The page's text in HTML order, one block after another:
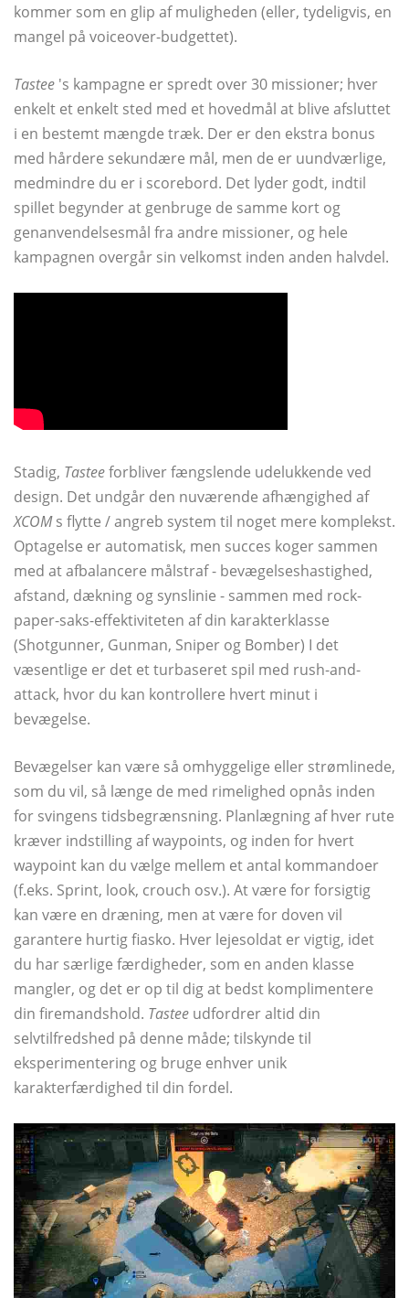
kommer som en glip af muligheden (eller, tydeligvis, en
mangel på voiceover-budgettet).
Tastee 's kampagne er spredt over 30 missioner; hver
enkelt et enkelt sted med et hovedmål at blive afsluttet
i en bestemt mængde træk. Der er den ekstra bonus
med hårdere sekundære mål, men de er uundværlige,
medmindre du er i scorebord. Det lyder godt, indtil
spillet begynder at genbruge de samme kort og
genanvendelsesmål fra andre missioner, og hele
kampagnen overgår sin velkomst inden anden halvdel.
Stadig, Tasteeforbliver fængslende udelukkende ved
design. Det undgår den nuværende afhængighed af
XCOMs flytte / angreb system til noget mere komplekst.
Optagelse er automatisk, men succes koger sammen
med at afbalancere målstraf - bevægelseshastighed,
afstand, dækning og synslinie - sammen med rock-
paper-saks-effektiviteten af ​​din karakterklasse
(Shotgunner, Gunman, Sniper og Bomber) I det
væsentlige er det et turbaseret spil med rush-and-
attack, hvor du kan kontrollere hvert minut i
bevægelse.
Bevægelser kan være så omhyggelige eller strømlinede,
som du vil, så længe de med rimelighed opnås inden
for svingens tidsbegrænsning. Planlægning af hver rute
kræver indstilling af waypoints, og inden for hvert
waypoint kan du vælge mellem et antal kommandoer
(f.eks. Sprint, look, crouch osv.). At være for forsigtig
kan være en dræning, men at være for doven vil
garantere hurtig fiasko. Hver lejesoldat er vigtig, idet
du har særlige færdigheder, som en anden klasse
mangler, og det er op til dig at bedst komplimentere
din firemandshold. Tastee udfordrer altid din
selvtilfredshed på denne måde; tilskynde til
eksperimentering og bruge enhver unik
karakterfærdighed til din fordel.